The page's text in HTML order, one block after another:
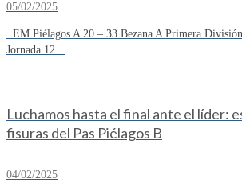
05/02/2025
EM Piélagos A 20 – 33 Bezana A Primera
Jornada 12...
Luchamos hasta el final ante el líder:
fisuras del Pas Piélagos B
04/02/2025